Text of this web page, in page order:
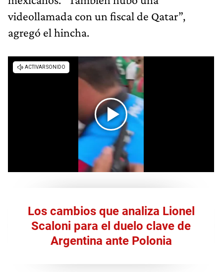
videollamada con un fiscal de Qatar”,
agregó el hincha.
Los cambios que analiza Lionel
Scaloni para el duelo clave de
Argentina ante Polonia